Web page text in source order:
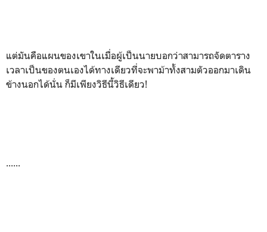
แต่มันคือแผนของเขาในเมื่อผู้เป็นนายบอกว่าสามารถจัดตาราง
เวลาเป็นของตนเองได้ทางเดียวที่จะพาม้าทั้งสามตัวออกมาเดิน
ข้างนอกได้นั่น ก็มีเพียงวิธีนี้วิธีเดียว!
......